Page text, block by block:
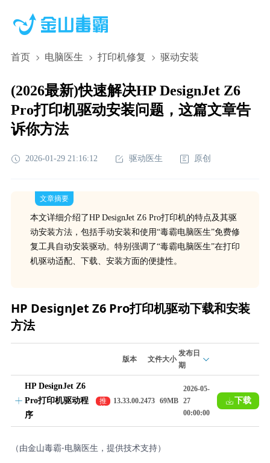
首页 电脑医生 打印机修复 驱动安装
(2026最新)快速解决HP DesignJet Z6
Pro打印机驱动安装问题，这篇文章告
诉你方法
2026-01-29 21:16:12 驱动医生 原创
文章摘要
本文详细介绍了HP DesignJet Z6 Pro打印机的特点及其驱
动安装方法，包括手动安装和使用“毒霸电脑医生”免费修
复工具自动安装驱动。特别强调了“毒霸电脑医生”在打印
机驱动适配、下载、安装方面的便捷性。
HP DesignJet Z6 Pro打印机驱动下载和安装
方法
版本 文件大小
发布日
期
HP DesignJet Z6
Pro打印机驱动程
序
推
荐
13.33.00.2473 69MB
2026-05-
27
00:00:00
下载
（由金山毒霸-电脑医生，提供技术支持）